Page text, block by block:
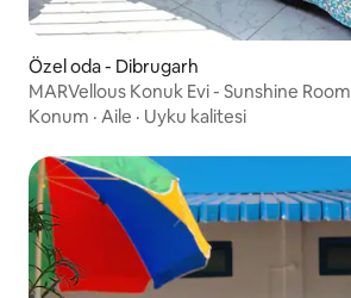
Özel oda - Dibrugarh
MARVellous Konuk Evi - Sunshine Room
Konum · Aile · Uyku kalitesi